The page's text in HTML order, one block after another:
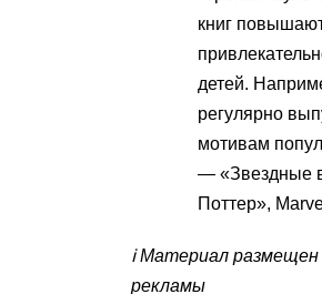
книг
детей.
регулярно
мотивам
— «Звездные
Поттер»,
ℹ️ Материал размещен
рекламы